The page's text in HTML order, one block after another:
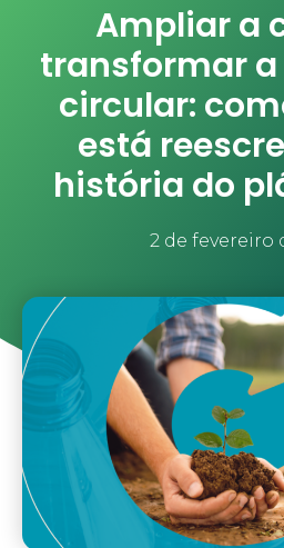
Ampliar a
transformar
circular:
está
história do
2 de fevereiro